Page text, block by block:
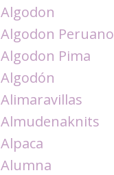
Algodon
Algodon Peruano
Algodon Pima
Algodón
Alimaravillas
Almudenaknits
Alpaca
Alumna